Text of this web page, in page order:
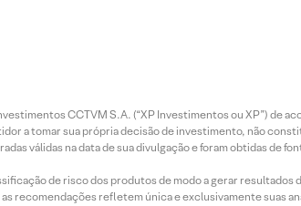
CCTVM S.A. (“XP Investimentos ou XP”) de
a tomar sua própria decisão de investimento, não
válidas na data de sua divulgação e foram obtidas de
de risco dos produtos de modo a gerar resultados
recomendações refletem única e exclusivamente suas